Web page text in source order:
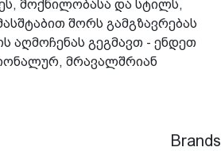
მოქნილობასა და სტილს,
შორს გამგზავრებას
აღმოჩენას გეგმავთ - ენდეთ
მრავალშრიან
Brands